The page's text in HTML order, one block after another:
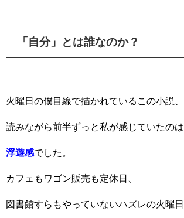
「自分」とは誰なのか？
火曜日の僕目線で描かれているこの小説、
読みながら前半ずっと私が感じていたのは
浮遊感でした。
カフェもワゴン販売も定休日、
図書館すらもやっていないハズレの火曜日